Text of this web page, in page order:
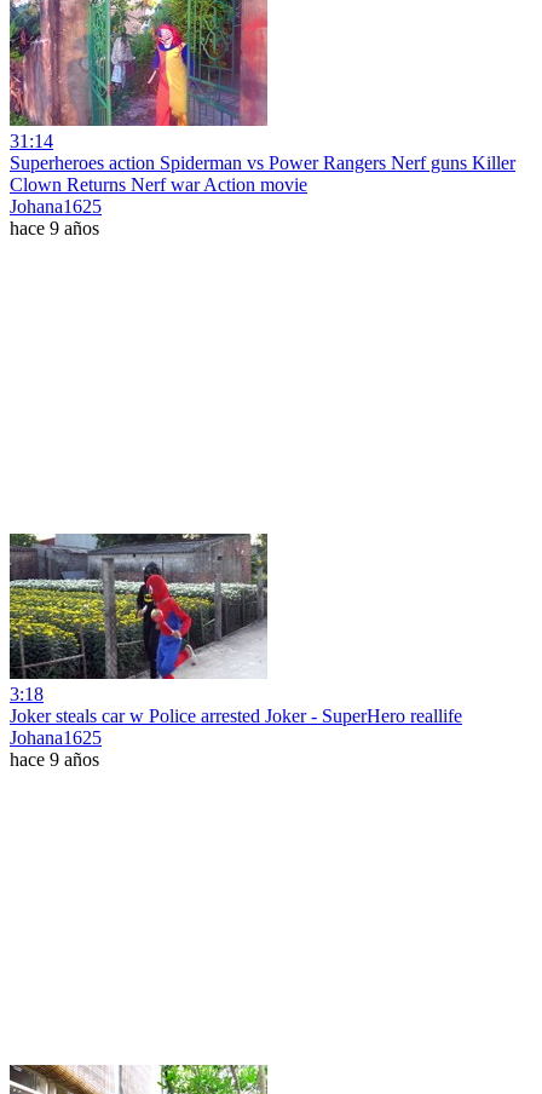
31:14
Superheroes action Spiderman vs Power Rangers Nerf guns Killer
Clown Returns Nerf war Action movie
Johana1625
hace 9 años
3:18
Joker steals car w Police arrested Joker - SuperHero reallife
Johana1625
hace 9 años